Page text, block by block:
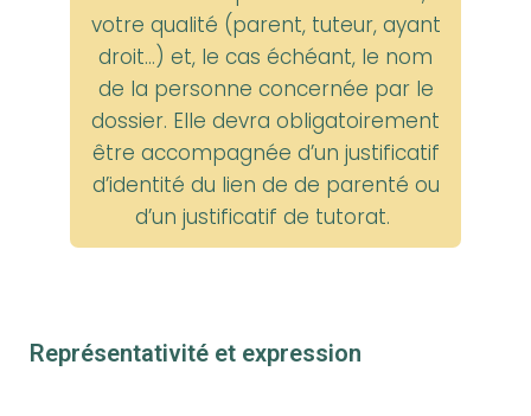
votre qualité (parent, tuteur, ayant
droit…) et, le cas échéant, le nom
de la personne concernée par le
dossier. Elle devra obligatoirement
être accompagnée d’un justificatif
d’identité du lien de de parenté ou
d’un justificatif de tutorat.
Représentativité et expression